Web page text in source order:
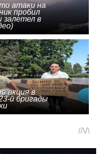
атаки на
пробил
залетел в
акция в
й бригады